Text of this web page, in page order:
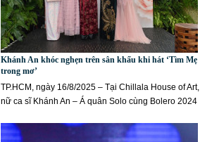
Khánh An khóc nghẹn trên sân khấu khi hát ‘Tìm Mẹ
trong mơ’
TP.HCM, ngày 16/8/2025 – Tại Chillala House of Art,
nữ ca sĩ Khánh An – Á quân Solo cùng Bolero 2024